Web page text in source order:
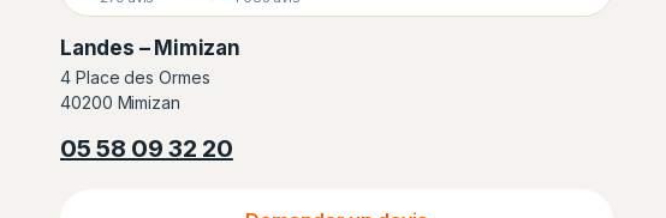
Landes – Mimizan
4 Place des Ormes
40200 Mimizan
05 58 09 32 20